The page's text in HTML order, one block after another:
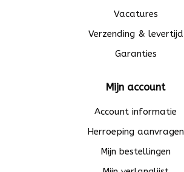
Vacatures
Verzending & levertijd
Garanties
Mijn account
Account informatie
Herroeping aanvragen
Mijn bestellingen